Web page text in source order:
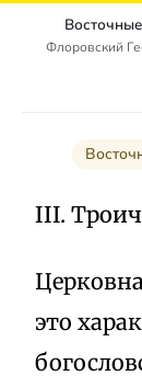
Флоровский
III.
это